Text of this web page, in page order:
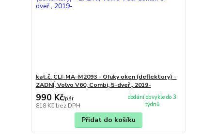
kat.č. CLI-MA-M2093 - Ofuky oken (deflektory) -
ZADNÍ, Volvo V60, Combi, 5-dveř., 2019-
990 Kč/pár
818 Kč bez DPH
dodání obvykle do 3
týdnů
Přidat do košíku